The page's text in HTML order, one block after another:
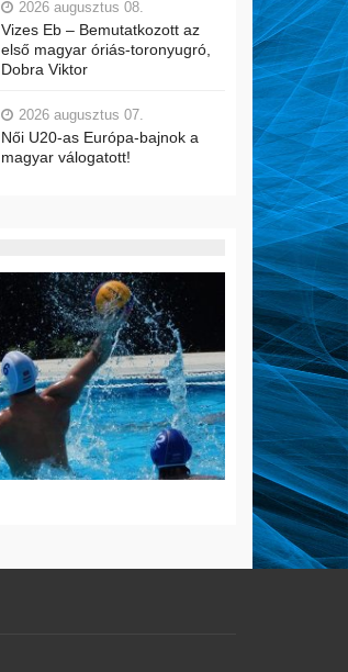
2026 augusztus 08.
Vizes Eb – Bemutatkozott az
első magyar óriás-toronyugró,
Dobra Viktor
2026 augusztus 07.
Női U20-as Európa-bajnok a
magyar válogatott!